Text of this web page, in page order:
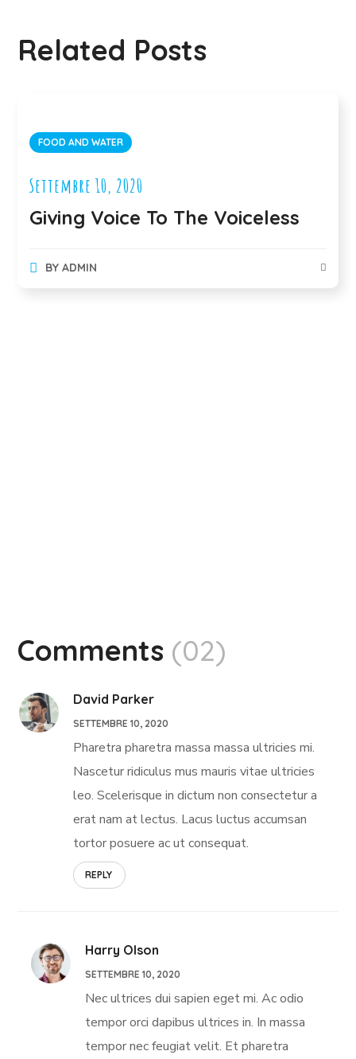
Related Posts
FOOD AND WATER
Settembre 10, 2020
Giving Voice To The Voiceless
BY ADMIN
Comments (02)
David Parker
SETTEMBRE 10, 2020
Pharetra pharetra massa massa ultricies mi.
Nascetur ridiculus mus mauris vitae ultricies
leo. Scelerisque in dictum non consectetur a
erat nam at lectus. Lacus luctus accumsan
tortor posuere ac ut consequat.
REPLY
Harry Olson
SETTEMBRE 10, 2020
Nec ultrices dui sapien eget mi. Ac odio
tempor orci dapibus ultrices in. In massa
tempor nec feugiat velit. Et pharetra